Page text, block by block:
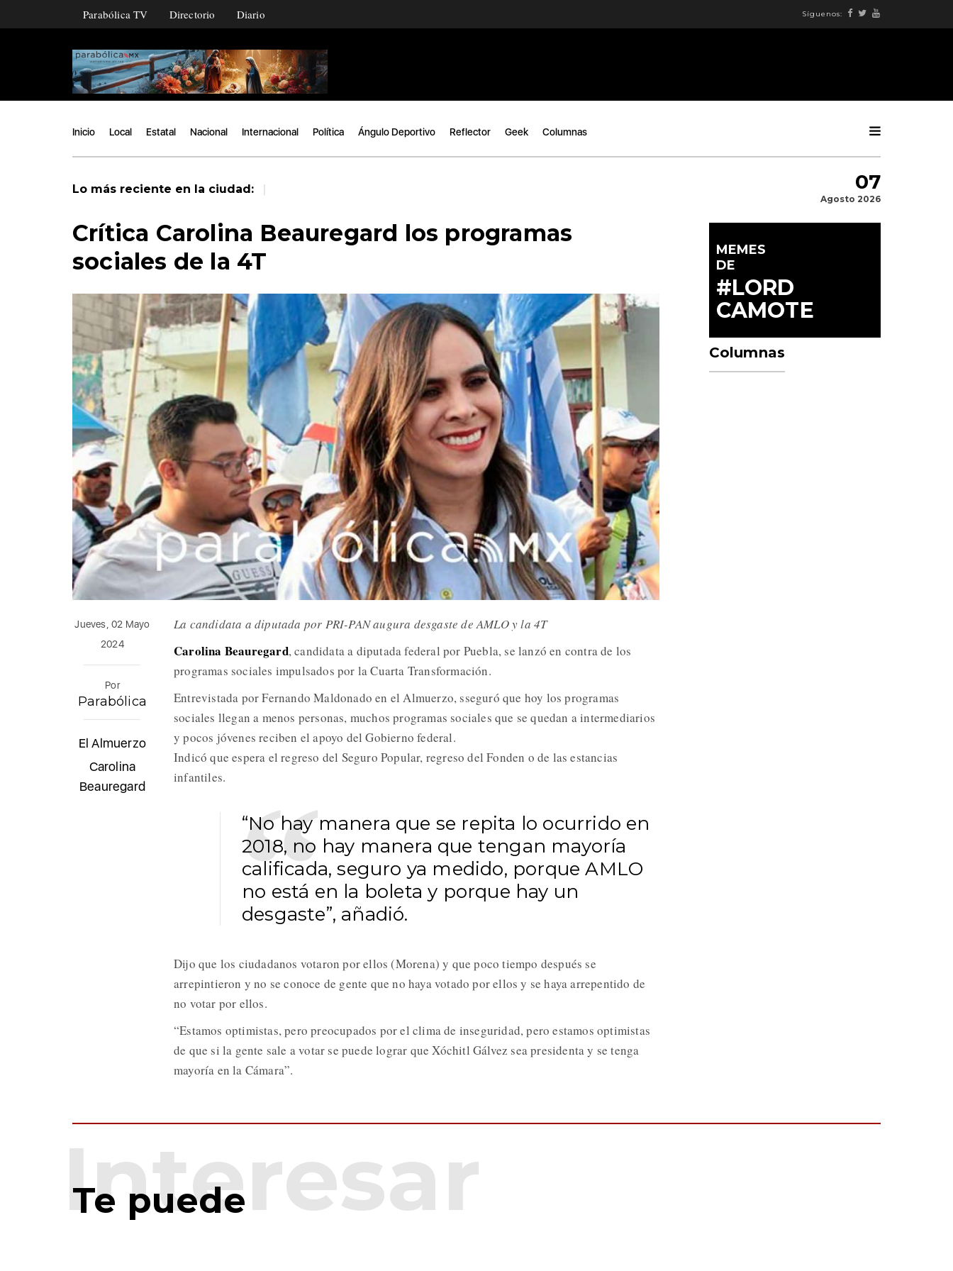
Parabólica TV Directorio Diario Síguenos:
Inicio Local Estatal Nacional Internacional Política Ángulo Deportivo Reflector Geek Columnas
Lo más reciente en la ciudad: | 07
Agosto 2026
Crítica Carolina Beauregard los programas
sociales de la 4T
Jueves, 02 Mayo
2024
Por
Parabólica
El Almuerzo
Carolina
Beauregard
La candidata a diputada por PRI-PAN augura desgaste de AMLO y la 4T
Carolina Beauregard, candidata a diputada federal por Puebla, se lanzó en contra de los
programas sociales impulsados por la Cuarta Transformación.
Entrevistada por Fernando Maldonado en el Almuerzo, sseguró que hoy los programas
sociales llegan a menos personas, muchos programas sociales que se quedan a intermediarios
y pocos jóvenes reciben el apoyo del Gobierno federal.
Indicó que espera el regreso del Seguro Popular, regreso del Fonden o de las estancias
infantiles.
“No hay manera que se repita lo ocurrido en
2018, no hay manera que tengan mayoría
calificada, seguro ya medido, porque AMLO
no está en la boleta y porque hay un
desgaste”, añadió.
Dijo que los ciudadanos votaron por ellos (Morena) y que poco tiempo después se
arrepintieron y no se conoce de gente que no haya votado por ellos y se haya arrepentido de
no votar por ellos.
“Estamos optimistas, pero preocupados por el clima de inseguridad, pero estamos optimistas
de que si la gente sale a votar se puede lograr que Xóchitl Gálvez sea presidenta y se tenga
mayoría en la Cámara”.
MEMES
DE
#LORD
CAMOTE
Columnas
Te puede